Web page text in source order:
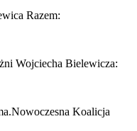
Razem:
Wojciecha Bielewicza:
Koalicja